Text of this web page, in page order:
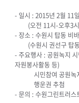
- 일시 : 2015년 2월 11
(오전 11시-오후3시
- 장소 : 수원시 탑동 비
(수원시 권선구 탑동
- 주요행사 : 공원녹지
자원봉사활동 등)
시민참여 공원녹지
행운권 추첨
- 문의 : 수원그린트러